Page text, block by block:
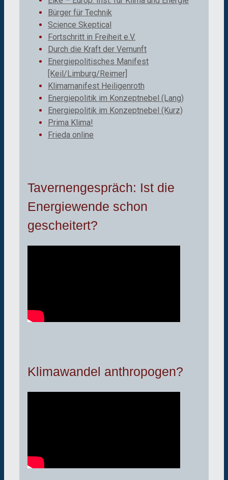
Bürger für Technik
Science Skeptical
Fortschritt in Freiheit e.V.
Durch die Kraft der Vernunft
Energiepolitisches Manifest
[Keil/Limburg/Reimer]
Klimamanifest Heiligenroth
Energiepolitik im Konzeptnebel (Lang)
Energiepolitik im Konzeptnebel (Kurz)
Prima Klima!
Frieda online
Tavernengespräch: Ist die
Energiewende schon
gescheitert?
Klimawandel anthropogen?